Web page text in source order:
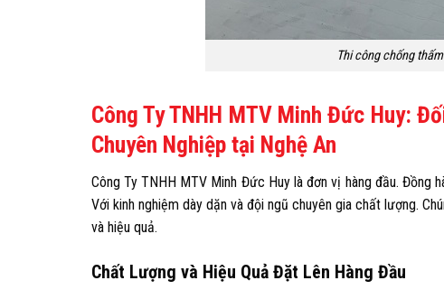
Thi công chống
Công Ty TNHH MTV Minh Đức Huy:
Chuyên Nghiệp tại Nghệ An
Công Ty TNHH MTV Minh Đức Huy là đơn vị hàng đầu. Đồng
Với kinh nghiệm dày dặn và đội ngũ chuyên gia chất lượng.
và hiệu quả.
Chất Lượng và Hiệu Quả Đặt Lên Hàng Đầu